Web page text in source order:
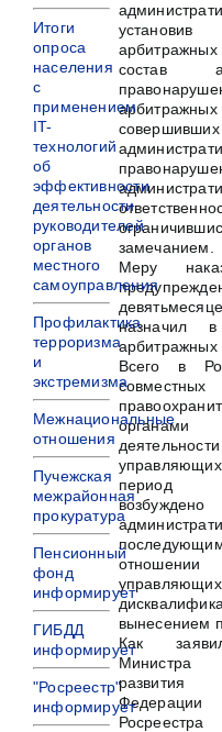
состав
совершивших
замечанием.
Меру
назначил
Всего в
период
вынесением
Как
Министра
Федерации
Росреестра
Итоги
опроса
населения
с
применением
IT-
технологий
об
эффективности
деятельности
руководителей
органов
местного
самоуправления
Профилактика
терроризма
и
экстремизма
Межнациональные
отношения
Пучежская
межрайонная
прокуратура
Пенсионный
фонд
информирует
ГИБДД
информирует
"Росреестр"
информирует